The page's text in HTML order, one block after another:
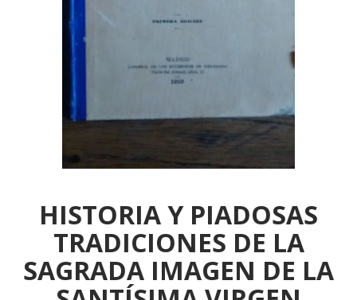
HISTORIA Y PIADOSAS
TRADICIONES DE LA
SAGRADA IMAGEN DE LA